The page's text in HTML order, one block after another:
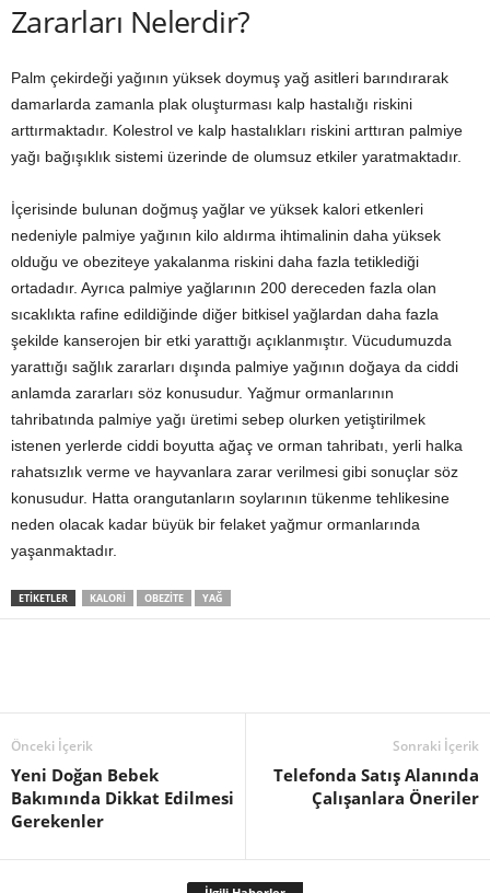
Zararları Nelerdir?
Palm çekirdeği yağının yüksek doymuş yağ asitleri barındırarak
damarlarda zamanla plak oluşturması kalp hastalığı riskini
arttırmaktadır. Kolestrol ve kalp hastalıkları riskini arttıran palmiye
yağı bağışıklık sistemi üzerinde de olumsuz etkiler yaratmaktadır.
İçerisinde bulunan doğmuş yağlar ve yüksek kalori etkenleri
nedeniyle palmiye yağının kilo aldırma ihtimalinin daha yüksek
olduğu ve obeziteye yakalanma riskini daha fazla tetiklediği
ortadadır. Ayrıca palmiye yağlarının 200 dereceden fazla olan
sıcaklıkta rafine edildiğinde diğer bitkisel yağlardan daha fazla
şekilde kanserojen bir etki yarattığı açıklanmıştır. Vücudumuzda
yarattığı sağlık zararları dışında palmiye yağının doğaya da ciddi
anlamda zararları söz konusudur. Yağmur ormanlarının
tahribatında palmiye yağı üretimi sebep olurken yetiştirilmek
istenen yerlerde ciddi boyutta ağaç ve orman tahribatı, yerli halka
rahatsızlık verme ve hayvanlara zarar verilmesi gibi sonuçlar söz
konusudur. Hatta orangutanların soylarının tükenme tehlikesine
neden olacak kadar büyük bir felaket yağmur ormanlarında
yaşanmaktadır.
ETIKETLER KALORI OBEZITE YAĞ
Önceki İçerik
Yeni Doğan Bebek
Bakımında Dikkat Edilmesi
Gerekenler
Sonraki İçerik
Telefonda Satış Alanında
Çalışanlara Öneriler